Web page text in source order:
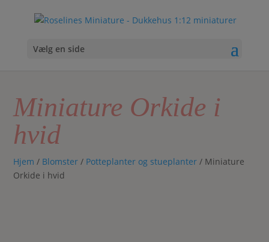
Vælg en side
Miniature Orkide i
hvid
Hjem / Blomster / Potteplanter og stueplanter / Miniature
Orkide i hvid